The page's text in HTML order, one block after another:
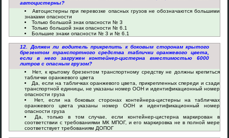
автоцистерны?
Автоцистерны при перевозке опасных грузов не обозначаются большими
знаками опасности
Только большой знак опасности № 3
Только большой знак опасности № 6.1
Большие знаки опасности № 3 и № 6.1
12. Должен ли водитель прикрепить к боковым сторонам крытого
брезентом транспортного средства таблички оранжевого цвета,
если в него загружен контейнер-цистерна вместимостью 6000
литров с опасным грузом?
Нет, к крытому брезентом транспортному средству не должны крепиться
таблички оранжевого цвета
Да, если на табличках оранжевого цвета, прикрепленных спереди и сзади
транспортной единицы, не указаны номер ООН и идентификационный номер
опасности груза
Нет, если на боковых сторонах контейнера-цистерны на табличках
оранжевого цвета указаны номер ООН и идентификационный номер
опасности груза
Да, только в том случае, если контейнер-цистерна маркирован в
соответствии с требованиями МК МПОГ, и его маркировка не в полной мере
соответствует требованиям ДОПОГ